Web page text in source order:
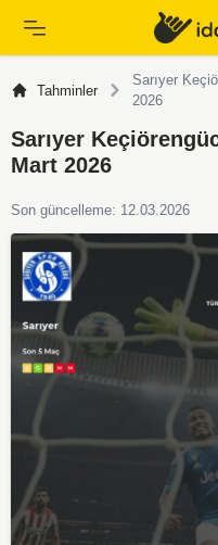
Tahminler
Sarıyer
2026
Sarıyer
Mart 2026
Son güncelleme: 12.03.2026